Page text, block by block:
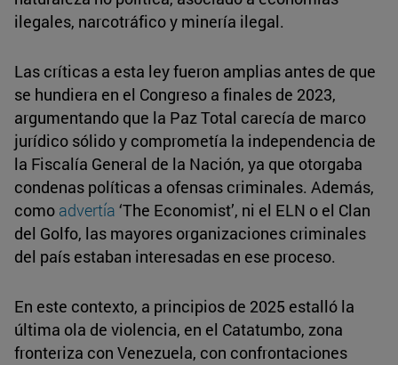
ilegales, narcotráfico y minería ilegal.
Las críticas a esta ley fueron amplias antes de que
se hundiera en el Congreso a finales de 2023,
argumentando que la Paz Total carecía de marco
jurídico sólido y comprometía la independencia de
la Fiscalía General de la Nación, ya que otorgaba
condenas políticas a ofensas criminales. Además,
como advertía ‘The Economist’, ni el ELN o el Clan
del Golfo, las mayores organizaciones criminales
del país estaban interesadas en ese proceso.
En este contexto, a principios de 2025 estalló la
última ola de violencia, en el Catatumbo, zona
fronteriza con Venezuela, con confrontaciones